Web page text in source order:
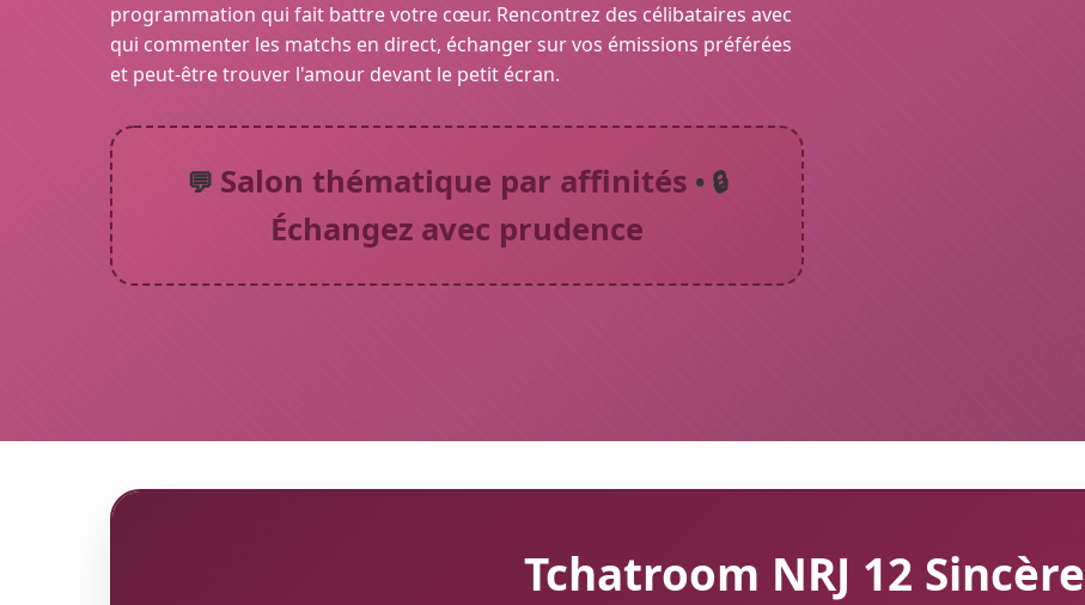
programmation qui fait battre votre cœur. Rencontrez des célibataires avec
qui commenter les matchs en direct, échanger sur vos émissions préférées
et peut-être trouver l'amour devant le petit écran.
💬 Salon thématique par affinités • 🔒
Échangez avec prudence
Tchatroom NRJ 12 Sincère